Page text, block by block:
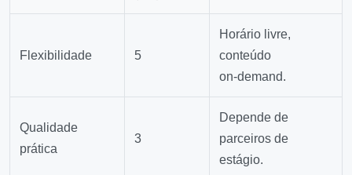
Flexibilidade 5
Horário livre,
conteúdo
on‑demand.
Qualidade
prática
3
Depende de
parceiros de
estágio.